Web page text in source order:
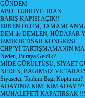
GÜNDEM
ABD- TÜRKİYE- İRAN
BARIŞ KAPISI AÇIK!!
ERKEN ÖLÜM,
DEM ile DEMLEN, HÜDAPAR
İZMİR İKTİSAR KONGRESİ
CHP’Yİ TARTIŞMAMANIN
Neden, Buraya Geldik?
MİDE GÜRÜLTÜSÜ, SİYAET
NEDEN, BAGIMSIZ VE
Siyasetçi, Toplum Bagı Koptu mu?
ADAYINIZ KİM, KİM ADAY???
MUHALEFETİ KAPATIRSAK